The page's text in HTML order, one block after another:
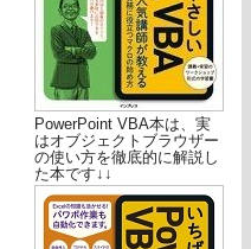
PowerPoint VBA本は、実
はオブジェクトブラウザー
の使い方を徹底的に解説し
た本です↓↓